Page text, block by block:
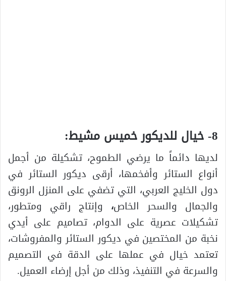
8- خيال للديكور خميس مشيط:
لديها دائماً ما يرضي الطموح، تشكيلة من أجمل
أنواع الستائر وأفخمها، أرقى ديكور الستائر في
دول الخليج العربي، التي تضفي على المنزل الرونق
والجمال والسحر الخاص، وإنتاج راقي ومتطور،
تشكيلات عصرية على الدوام، تصاميم على أيدي
نخبة من المختصين في ديكور الستائر والمفروشات،
تعتمد خيال في عملها على الدقة في التصميم
والسرعة في التنفيذ، وذلك من أجل إرضاء العميل.